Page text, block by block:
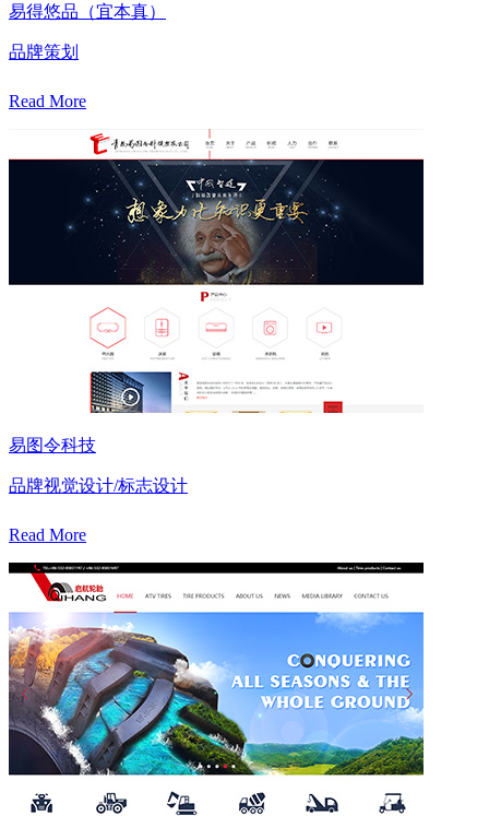
易得悠品（宜本真）
品牌策划
Read More
易图令科技
品牌视觉设计/标志设计
Read More